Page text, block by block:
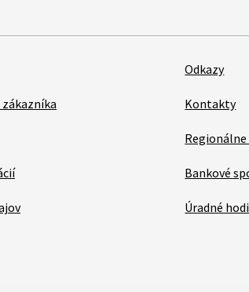
Odkazy
Kontakty
Bankové
Úradné